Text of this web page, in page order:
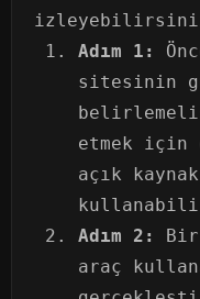
Adım 1:
sitesinin
etmek
açık
Adım 2:
Bir
araç